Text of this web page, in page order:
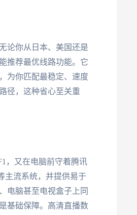
论你从日本、美国还是
推荐最优线路功能。它
为你匹配最稳定、速度
径，这种省心至关重
，又在电脑前守着腾讯
主流系统，并提供易于
电脑甚至电视盒子上同
基础保障。高清直播数